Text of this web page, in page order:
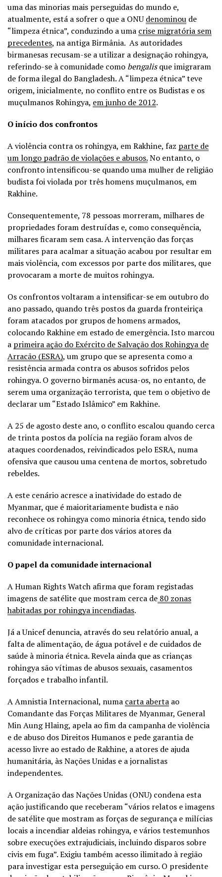
uma das minorias mais perseguidas do mundo e,
atualmente, está a sofrer o que a ONUdenominou de
“limpeza étnica”, conduzindo a uma crise migratória sem
precedentes, na antiga Birmânia. As autoridades
birmanesas recusam-se a utilizar a designação rohingya,
referindo-se à comunidade como bengalisque imigraram
de forma ilegal do Bangladesh. A “limpeza étnica” teve
origem, inicialmente, no conflito entre os Budistas e os
muçulmanos Rohingya, em junho de 2012.
O início dos confrontos
A violência contra os rohingya, em Rakhine, faz parte de
um longo padrão de violações e abusos.No entanto, o
confronto intensificou-se quando uma mulher de religião
budista foi violada por três homens muçulmanos, em
Rakhine.
Consequentemente, 78 pessoas morreram, milhares de
propriedades foram destruídas e, como consequência,
milhares ficaram sem casa. A intervenção das forças
militares para acalmar a situação acabou por resultar em
mais violência, com excessos por parte dos militares, que
provocaram a morte de muitos rohingya.
Os confrontos voltaram a intensificar-se em outubro do
ano passado, quando três postos da guarda fronteiriça
foram atacados por grupos de homens armados,
colocando Rakhine em estado de emergência. Isto marcou
a primeira ação do Exército de Salvação dos Rohingya de
Arracão (ESRA), um grupo que se apresenta como a
resistência armada contra os abusos sofridos pelos
rohingya. O governo birmanês acusa-os, no entanto, de
serem uma organização terrorista, que tem o objetivo de
declarar um “Estado Islâmico” em Rakhine.
A 25 de agosto deste ano, o conflito escalou quando cerca
de trinta postos da polícia na região foram alvos de
ataques coordenados, reivindicados pelo ESRA, numa
ofensiva que causou uma centena de mortos, sobretudo
rebeldes.
A este cenário acresce a inatividade do estado de
Myanmar, que é maioritariamente budista e não
reconhece os rohingya como minoria étnica, tendo sido
alvo de críticas por parte dos vários atores da
comunidade internacional.
O papel da comunidade internacional
A Human Rights Watch afirma que foram registadas
imagens de satélite que mostram cerca de 80 zonas
habitadas por rohingya incendiadas.
Já a Unicef denuncia, através do seu relatório anual, a
falta de alimentação, de água potável e de cuidados de
saúde à minoria étnica. Revela ainda que as crianças
rohingya são vítimas de abusos sexuais, casamentos
forçados e trabalho infantil.
A Amnistia Internacional, numa carta aberta ao
Comandante das Forças Militares de Myanmar, General
Min Aung Hlaing, apela ao fim da campanha de violência
e de abuso dos Direitos Humanos e pede garantia de
acesso livre ao estado de Rakhine, a atores de ajuda
humanitária, às Nações Unidas e a jornalistas
independentes.
A Organização das Nações Unidas (ONU) condena esta
ação justificando que receberam “vários relatos e imagens
de satélite que mostram as forças de segurança e milícias
locais a incendiar aldeias rohingya, e vários testemunhos
sobre execuções extrajudiciais, incluindo disparos sobre
civis em fuga”. Exigiu também acesso ilimitado à região
para investigar esta perseguição em curso. O presidente